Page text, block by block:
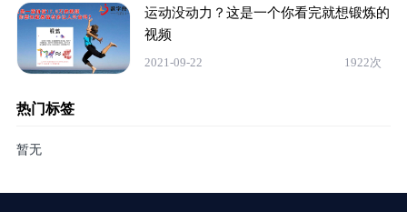
运动没动力？这是一个你看完就想锻炼的
视频
2021-09-22 1922次
热门标签
暂无